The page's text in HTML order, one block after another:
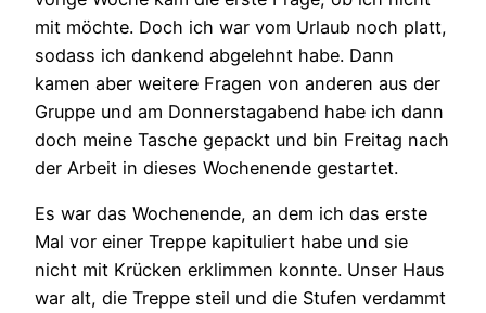
mit möchte. Doch ich war vom Urlaub noch platt,
sodass ich dankend abgelehnt habe. Dann
kamen aber weitere Fragen von anderen aus der
Gruppe und am Donnerstagabend habe ich dann
doch meine Tasche gepackt und bin Freitag nach
der Arbeit in dieses Wochenende gestartet.
Es war das Wochenende, an dem ich das erste
Mal vor einer Treppe kapituliert habe und sie
nicht mit Krücken erklimmen konnte. Unser Haus
war alt, die Treppe steil und die Stufen verdammt